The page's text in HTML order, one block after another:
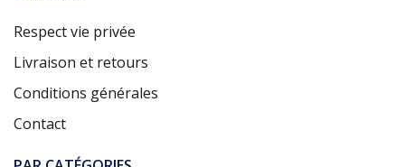
Respect vie privée
Livraison et retours
Conditions générales
Contact